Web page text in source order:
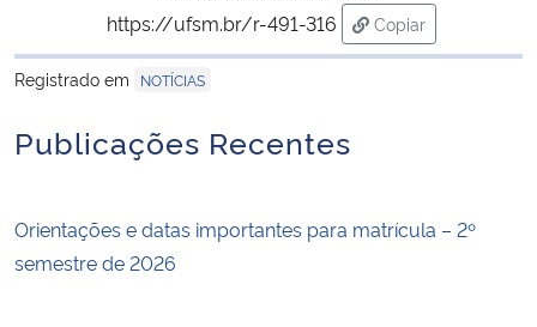
https://ufsm.br/r-491-316
Copiar
para área de
Registrado em
NOTÍCIAS
Publicações Recentes
Orientações e datas importantes para matrícula – 2º
semestre de 2026